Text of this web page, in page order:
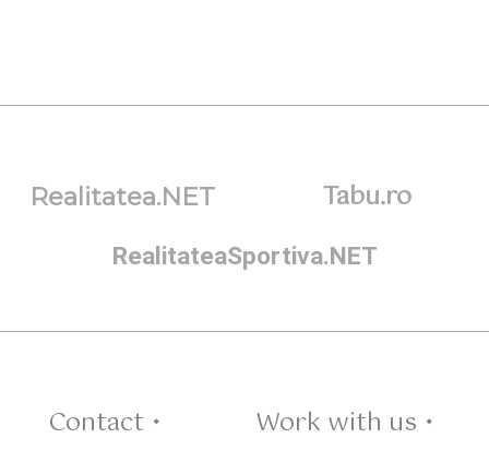
Realitatea.NET Tabu.ro
RealitateaSportiva.NET
Contact • Work with us •